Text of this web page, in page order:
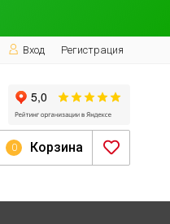
Вход Регистрация
0 Корзина